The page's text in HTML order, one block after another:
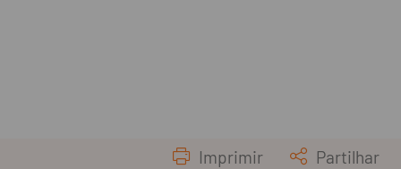
Imprimir Partilhar